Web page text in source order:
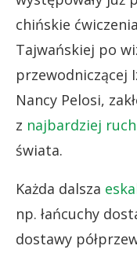
chińskie
Tajwańskiej po
przewodniczącej
Nancy Pelosi,
z najbardziej
świata.
Każda dalsza
np. łańcuchy
dostawy